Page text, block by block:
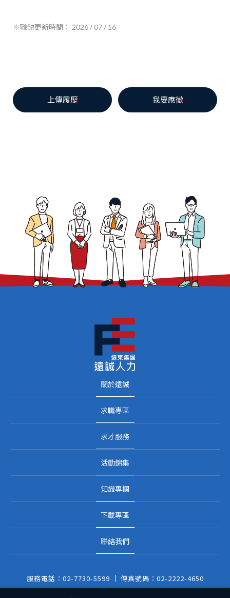
※職缺更新時間： 2026 / 07 / 16
上傳履歷 我要應徵
關於遠誠
求職專區
求才服務
活動錦集
知識專欄
下載專區
聯絡我們
服務電話： 02-7730-5599 傳真號碼： 02-2222-4650